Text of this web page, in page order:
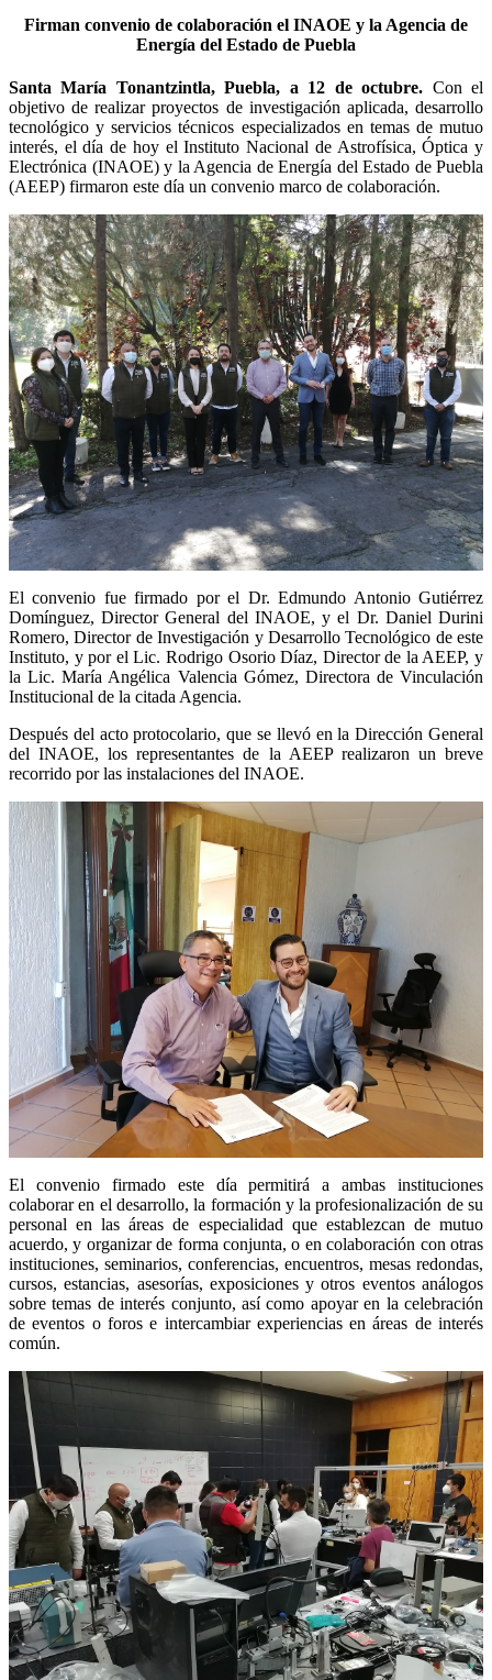
Firman convenio de colaboración el INAOE y la Agencia de
Energía del Estado de Puebla
Santa María Tonantzintla, Puebla, a 12 de octubre. Con el
objetivo de realizar proyectos de investigación aplicada, desarrollo
tecnológico y servicios técnicos especializados en temas de mutuo
interés, el día de hoy el Instituto Nacional de Astrofísica, Óptica y
Electrónica (INAOE) y la Agencia de Energía del Estado de Puebla
(AEEP) firmaron este día un convenio marco de colaboración.
El convenio fue firmado por el Dr. Edmundo Antonio Gutiérrez
Domínguez, Director General del INAOE, y el Dr. Daniel Durini
Romero, Director de Investigación y Desarrollo Tecnológico de este
Instituto, y por el Lic. Rodrigo Osorio Díaz, Director de la AEEP, y
la Lic. María Angélica Valencia Gómez, Directora de Vinculación
Institucional de la citada Agencia.
Después del acto protocolario, que se llevó en la Dirección General
del INAOE, los representantes de la AEEP realizaron un breve
recorrido por las instalaciones del INAOE.
El convenio firmado este día permitirá a ambas instituciones
colaborar en el desarrollo, la formación y la profesionalización de su
personal en las áreas de especialidad que establezcan de mutuo
acuerdo, y organizar de forma conjunta, o en colaboración con otras
instituciones, seminarios, conferencias, encuentros, mesas redondas,
cursos, estancias, asesorías, exposiciones y otros eventos análogos
sobre temas de interés conjunto, así como apoyar en la celebración
de eventos o foros e intercambiar experiencias en áreas de interés
común.